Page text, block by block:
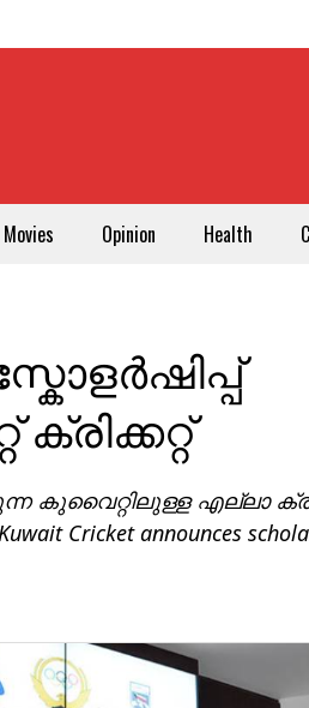
Movies Opinion Health
കുവൈറ്റിലുള്ള എല്ലാ
Cricket announces